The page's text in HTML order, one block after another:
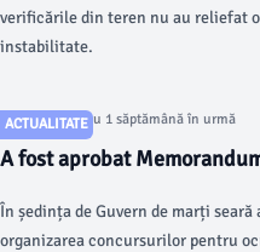
verificările din teren nu au reliefat
instabilitate.
ACTUALITATE
Articol postat cu 1 săptămână în urmă
A fost aprobat
unitățile sanitare publice
În ședința de Guvern de marți
organizarea concursurilor pentru